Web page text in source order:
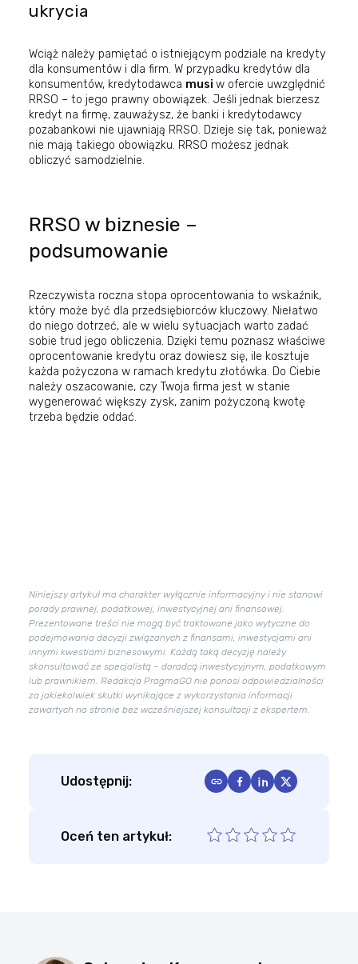
ukrycia
Wciąż należy pamiętać o istniejącym podziale na kredyty
dla konsumentów i dla firm. W przypadku kredytów dla
konsumentów, kredytodawca musi w ofercie uwzględnić
RRSO – to jego prawny obowiązek. Jeśli jednak bierzesz
kredyt na firmę, zauważysz, że banki i kredytodawcy
pozabankowi nie ujawniają RRSO. Dzieje się tak, ponieważ
nie mają takiego obowiązku. RRSO możesz jednak
obliczyć samodzielnie.
RRSO w biznesie –
podsumowanie
Rzeczywista roczna stopa oprocentowania to wskaźnik,
który może być dla przedsiębiorców kluczowy. Niełatwo
do niego dotrzeć, ale w wielu sytuacjach warto zadać
sobie trud jego obliczenia. Dzięki temu poznasz właściwe
oprocentowanie kredytu oraz dowiesz się, ile kosztuje
każda pożyczona w ramach kredytu złotówka. Do Ciebie
należy oszacowanie, czy Twoja firma jest w stanie
wygenerować większy zysk, zanim pożyczoną kwotę
trzeba będzie oddać.
Niniejszy artykuł ma charakter wyłącznie informacyjny i nie stanowi
porady prawnej, podatkowej, inwestycyjnej ani finansowej.
Prezentowane treści nie mogą być traktowane jako wytyczne do
podejmowania decyzji związanych z finansami, inwestycjami ani
innymi kwestiami biznesowymi. Każdą taką decyzję należy
skonsultować ze specjalistą – doradcą inwestycyjnym, podatkowym
lub prawnikiem. Redakcja PragmaGO nie ponosi odpowiedzialności
za jakiekolwiek skutki wynikające z wykorzystania informacji
zawartych na stronie bez wcześniejszej konsultacji z ekspertem.
Udostępnij:
Oceń ten artykuł: